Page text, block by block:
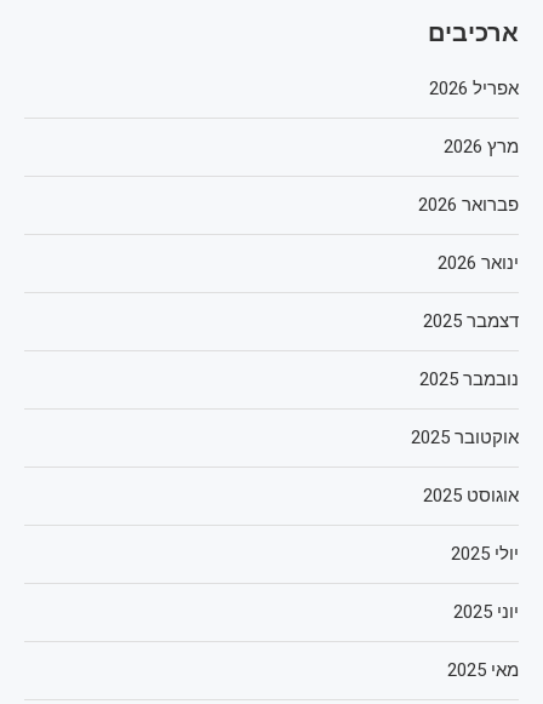
ארכיבים
אפריל 2026
מרץ 2026
פברואר 2026
ינואר 2026
דצמבר 2025
נובמבר 2025
אוקטובר 2025
אוגוסט 2025
יולי 2025
יוני 2025
מאי 2025